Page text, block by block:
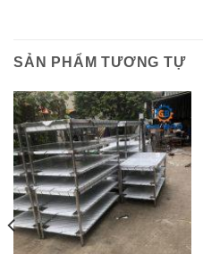
SẢN PHẨM TƯƠNG TỰ